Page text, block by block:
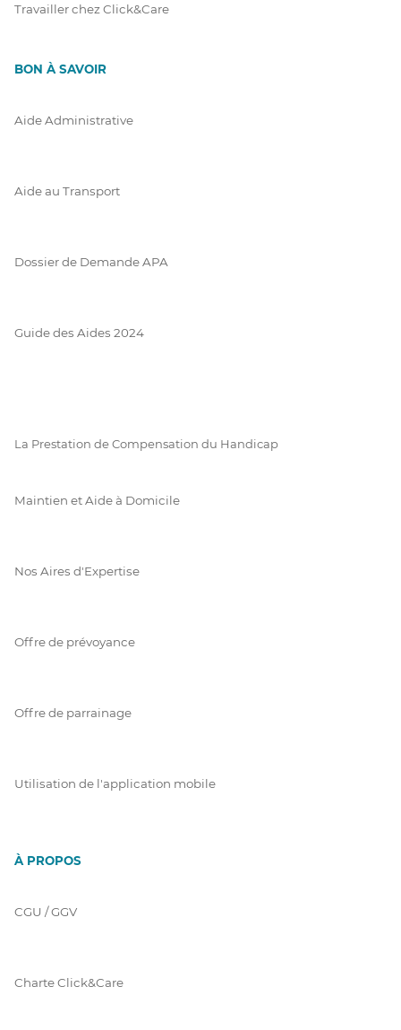
Travailler chez Click&Care
BON À SAVOIR
Aide Administrative
Aide au Transport
Dossier de Demande APA
Guide des Aides 2024
La Prestation de Compensation du Handicap
Maintien et Aide à Domicile
Nos Aires d'Expertise
Offre de prévoyance
Offre de parrainage
Utilisation de l'application mobile
À PROPOS
CGU / GGV
Charte Click&Care